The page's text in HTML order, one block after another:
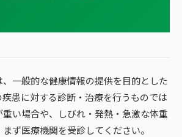
一般的な健康情報の提供を目的とした
患に対する診断・治療を行うものでは
い場合や、しびれ・発熱・急激な体重
ず医療機関を受診してください。